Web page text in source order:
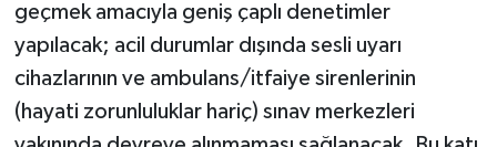
geçmek amacıyla geniş çaplı denetimler
yapılacak; acil durumlar dışında sesli uyarı
cihazlarının ve ambulans/itfaiye sirenlerinin
(hayati zorunluluklar hariç) sınav merkezleri